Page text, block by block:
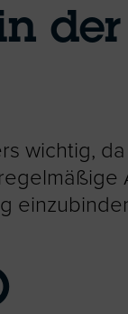
der
wichtig,